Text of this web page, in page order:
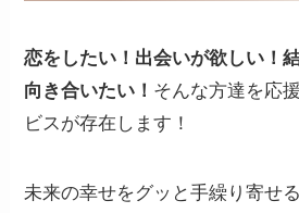
恋をしたい！出会いが欲しい！
向き合いたい！ そんな方達を応
ビスが存在します！
未来の幸せをグッと手繰り寄せ